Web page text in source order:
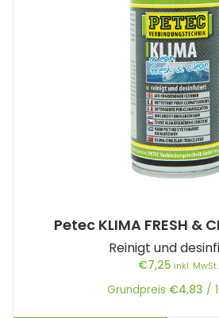
Petec KLIMA FRESH &
Reinigt und
€7,25 inkl. MwSt.
Grundpreis €4,83 /